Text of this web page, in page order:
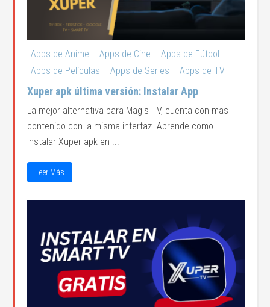
Apps de Anime Apps de Cine
Apps de Fútbol
Apps de Películas
Apps de Series Apps de TV
Xuper apk última versión: Instalar App
La mejor alternativa para Magis TV, cuenta con mas
contenido con la misma interfaz. Aprende como
instalar Xuper apk en ...
Leer Más